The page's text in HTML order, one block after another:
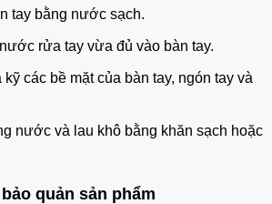
tay bằng nước sạch.
rửa tay vừa đủ vào bàn tay.
kỹ các bề mặt của bàn tay, ngón tay và
nước và lau khô bằng khăn sạch hoặc
quản sản phẩm